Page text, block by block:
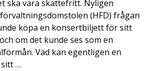
ska vara skattefritt. Nyligen
(HFD) frågan
köpa en konsertbiljett för sitt
om det kunde ses som en
Vad kan egentligen en
…